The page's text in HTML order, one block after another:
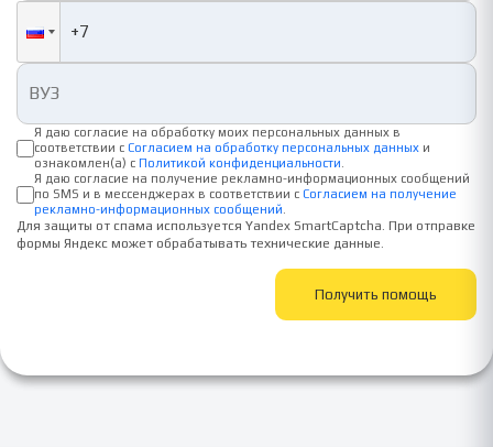
Я даю согласие на обработку моих персональных данных в
соответствии с Согласием на обработку персональных данных и
ознакомлен(а) с Политикой конфиденциальности
Я даю согласие на получение рекламно-информационных сообщений
по SMS и в мессенджерах в соответствии с Согласием на получение
рекламно-информационных сообщений
Для защиты от спама используется Yandex SmartCaptcha. При отправке
формы Яндекс может обрабатывать технические данные.
Получить помощь